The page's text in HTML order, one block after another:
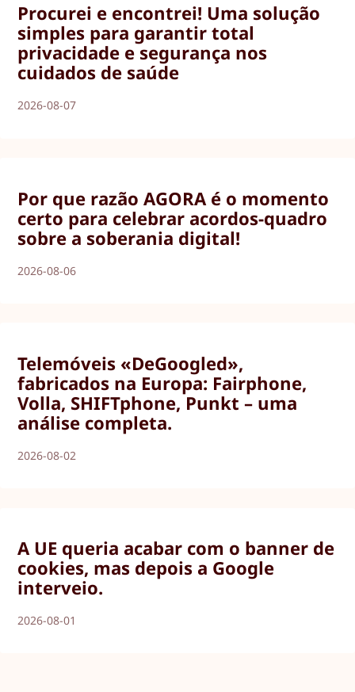
Procurei e encontrei! Uma solução
simples para garantir total
privacidade e segurança nos
cuidados de saúde
2026-08-07
Por que razão AGORA é o momento
certo para celebrar acordos-quadro
sobre a soberania digital!
2026-08-06
Telemóveis «DeGoogled»,
fabricados na Europa: Fairphone,
Volla, SHIFTphone, Punkt – uma
análise completa.
2026-08-02
A UE queria acabar com o banner de
cookies, mas depois a Google
interveio.
2026-08-01